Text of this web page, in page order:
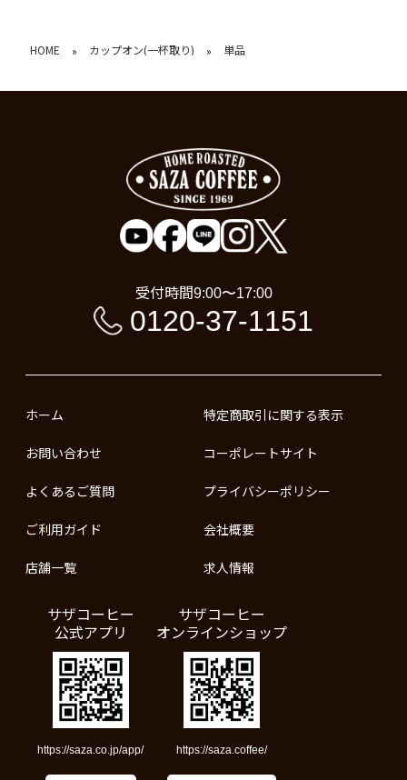
HOME » カップオン(一杯取り) » 単品
受付時間9:00〜17:00
0120-37-1151
ホーム
お問い合わせ
よくあるご質問
ご利用ガイド
店舗一覧
特定商取引に関する表示
コーポレートサイト
プライバシーポリシー
会社概要
求人情報
サザコーヒー
公式アプリ
https://saza.co.jp/app/
サザコーヒー
オンラインショップ
https://saza.coffee/